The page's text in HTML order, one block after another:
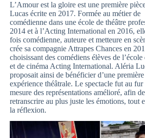
L’Amour est la gloire est une première
Lucas écrite en 2017. Formée au métier de
comédienne dans une école de théâtre
2014 et à l’Acting International en 2016,
fois comédienne, auteure et metteure en
crée sa compagnie Attrapes Chances en
choisissant des comédiens élèves de l’école
et de cinéma Acting International. Aléria
proposait ainsi de bénéficier d’une première
expérience théâtrale. Le spectacle fut au fur
mesure des représentations amélioré, afin de
retranscrire au plus juste les émotions, tout
la réflexion.